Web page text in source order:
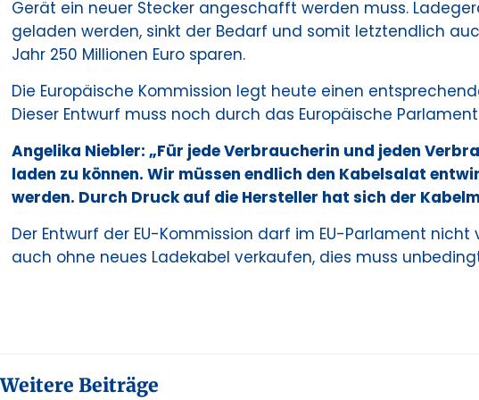
Gerät ein neuer Stecker angeschafft werden muss.
geladen werden, sinkt der Bedarf und somit letztendlich
Jahr 250 Millionen Euro sparen.
Die Europäische Kommission legt heute einen
Dieser Entwurf muss noch durch das Europäische
Angelika Niebler: „Für jede Verbraucherin und jeden
laden zu können. Wir müssen endlich den Kabelsalat
werden. Durch Druck auf die Hersteller hat sich der
Der Entwurf der EU-Kommission darf im EU-Parlament
auch ohne neues Ladekabel verkaufen, dies muss
Weitere Beiträge